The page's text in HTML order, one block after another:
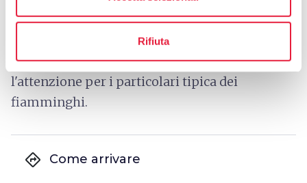
Rifiuta
Bartolomeo della Gatta: è una sintesi di culture
differenti che unisce il naturalismo fiorentino,
il volumismo di Piero della Francesca e
l'attenzione per i particolari tipica dei
fiamminghi.
directions Come arrivare